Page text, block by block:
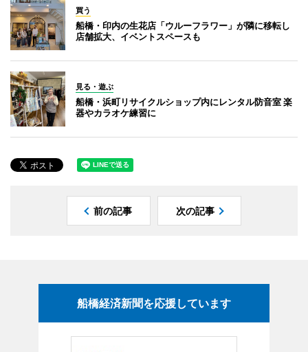
買う
船橋・印内の生花店「ウルーフラワー」が隣に移転し
店舗拡大、イベントスペースも
見る・遊ぶ
船橋・浜町リサイクルショップ内にレンタル防音室 楽
器やカラオケ練習に
前の記事 次の記事
船橋経済新聞を応援しています